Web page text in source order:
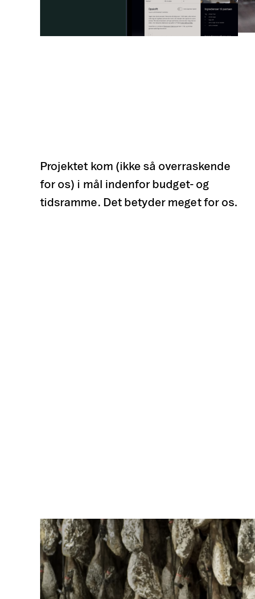
Projektet kom (ikke så overraskende
for os) i mål indenfor budget- og
tidsramme. Det betyder meget for os.